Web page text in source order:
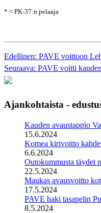
* = PK-37:n pelaaja
Edellinen: PAVE voittoon
Seuraava: PAVE voitti
Ajankohtaista -
Kauden avaustappio
15.6.2024
Komea kirivoitto
6.6.2024
Outokummusta täydet
22.5.2024
Maukas avausvoitto
17.5.2024
PAVE haki tasapelin
8.5.2024